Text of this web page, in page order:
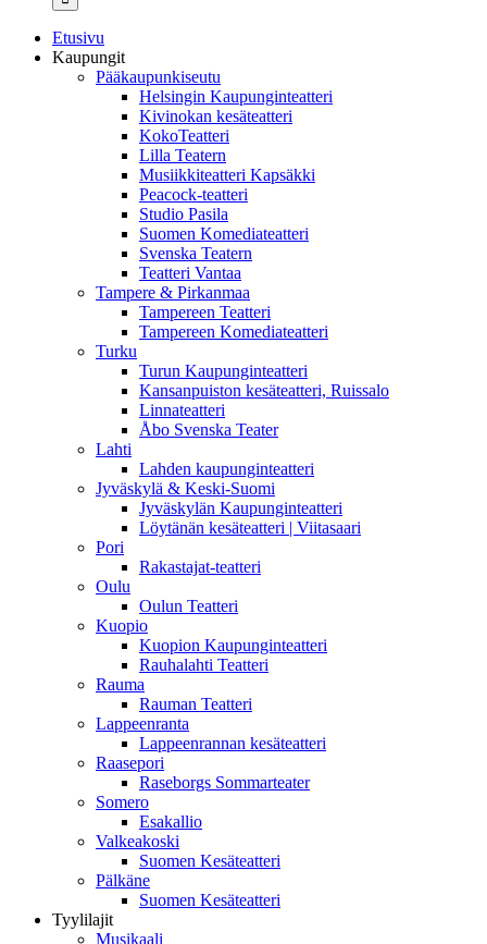
Etusivu
Kaupungit
Pääkaupunkiseutu
Helsingin Kaupunginteatteri
Kivinokan kesäteatteri
KokoTeatteri
Lilla Teatern
Musiikkiteatteri Kapsäkki
Peacock-teatteri
Studio Pasila
Suomen Komediateatteri
Svenska Teatern
Teatteri Vantaa
Tampere & Pirkanmaa
Tampereen Teatteri
Tampereen Komediateatteri
Turku
Turun Kaupunginteatteri
Kansanpuiston kesäteatteri, Ruissalo
Linnateatteri
Åbo Svenska Teater
Lahti
Lahden kaupunginteatteri
Jyväskylä & Keski-Suomi
Jyväskylän Kaupunginteatteri
Löytänän kesäteatteri | Viitasaari
Pori
Rakastajat-teatteri
Oulu
Oulun Teatteri
Kuopio
Kuopion Kaupunginteatteri
Rauhalahti Teatteri
Rauma
Rauman Teatteri
Lappeenranta
Lappeenrannan kesäteatteri
Raasepori
Raseborgs Sommarteater
Somero
Esakallio
Valkeakoski
Suomen Kesäteatteri
Pälkäne
Suomen Kesäteatteri
Tyylilajit
Musikaali